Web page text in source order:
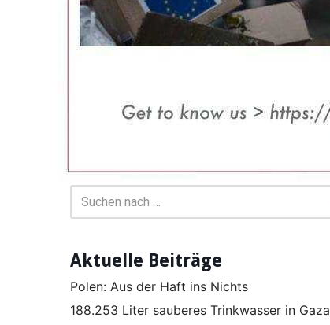
Aktuelle Beiträge
Polen: Aus der Haft ins Nichts
188.253 Liter sauberes Trinkwasser in Gaza